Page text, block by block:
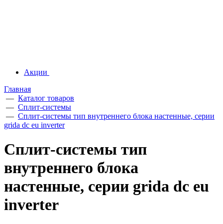
Акции
Главная
— Каталог товаров
— Сплит-системы
— Сплит-системы тип внутреннего блока настенные, серии
grida dc eu inverter
Сплит-системы тип
внутреннего блока
настенные, серии grida dc eu
inverter